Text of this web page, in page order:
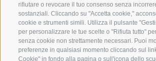
rifiutare o revocare il tuo consenso senza
sostanziali. Cliccando su "Accetta cookie,"
cookie e strumenti simili. Utilizza il pulsante
per personalizzare le tue scelte o "Rifiuta tutto"
senza cookie non strettamente necessari. Puoi
preferenze in qualsiasi momento cliccando sul
Cookie" in fondo alla pagina o sull'icona dello
Amministrazione
Tel.+39 0473 843989
Email: